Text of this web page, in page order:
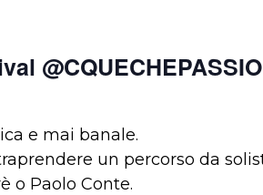
e mai banale.
un percorso da
o Paolo Conte.